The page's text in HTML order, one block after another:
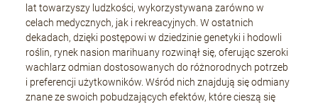
lat towarzyszy ludzkości, wykorzystywana zarówno w
celach medycznych, jak i rekreacyjnych. W ostatnich
dekadach, dzięki postępowi w dziedzinie genetyki i hodowli
roślin, rynek nasion marihuany rozwinął się, oferując szeroki
wachlarz odmian dostosowanych do różnorodnych potrzeb
i preferencji użytkowników. Wśród nich znajdują się odmiany
znane ze swoich pobudzających efektów, które cieszą się